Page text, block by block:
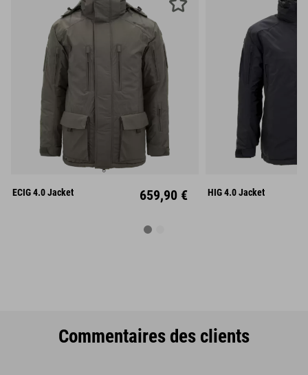
L
XL
ECIG 4.0 Jacket 659,90 € XL
HIG 4.0 Jacket
Commentaires des clients